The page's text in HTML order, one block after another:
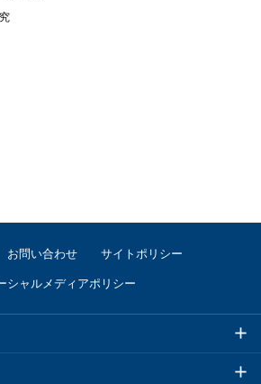
お問い合わせ サイトポリシー
シャルメディアポリシー